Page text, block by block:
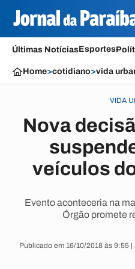
Últimas NotíciasEsportes
Home>cotidiano>vida
VIDA
Nova
veículos
Evento aconteceria na
Órgão promete
Publicado em 16/10/2018 às 9:55